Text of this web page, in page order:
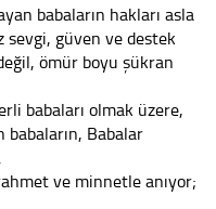
babaların hakları asla
sevgi, güven ve destek
ömür boyu şükran
babaları olmak üzere,
Babalar
ve minnetle anıyor;